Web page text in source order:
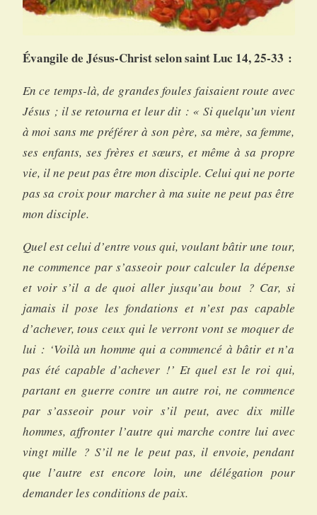
Évangile de Jésus-Christ selon saint Luc 14, 25-33 :
En ce temps-là, de grandes foules faisaient route avec
Jésus ; il se retourna et leur dit : « Si quelqu’un vient
à moi sans me préférer à son père, sa mère, sa femme,
ses enfants, ses frères et sœurs, et même à sa propre
vie, il ne peut pas être mon disciple. Celui qui ne porte
pas sa croix pour marcher à ma suite ne peut pas être
mon disciple.
Quel est celui d’entre vous qui, voulant bâtir une tour,
ne commence par s’asseoir pour calculer la dépense
et voir s’il a de quoi aller jusqu’au bout ? Car, si
jamais il pose les fondations et n’est pas capable
d’achever, tous ceux qui le verront vont se moquer de
lui : ‘Voilà un homme qui a commencé à bâtir et n’a
pas été capable d’achever !’ Et quel est le roi qui,
partant en guerre contre un autre roi, ne commence
par s’asseoir pour voir s’il peut, avec dix mille
hommes, affronter l’autre qui marche contre lui avec
vingt mille ? S’il ne le peut pas, il envoie, pendant
que l’autre est encore loin, une délégation pour
demander les conditions de paix.